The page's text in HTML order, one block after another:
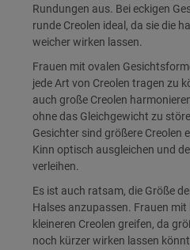
Rundungen aus. Bei eckigen
runde Creolen ideal, da sie die
weicher wirken lassen.
Frauen mit ovalen
jede Art von Creolen tragen zu
auch große Creolen
ohne das Gleichgewicht zu
Gesichter sind größere Creolen
Kinn optisch ausgleichen und
verleihen.
Es ist auch ratsam, die Größe
Halses anzupassen. Frauen
kleineren Creolen greifen, da
noch kürzer wirken lassen